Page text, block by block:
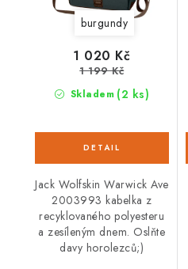
burgundy
Skladem (2 ks)
1 020 Kč
1 199 Kč
Jack Wolfskin Warwick Ave
2003993 kabelka z
recyklovaného polyesteru
a zesíleným dnem. Oslňte
davy horolezců;)